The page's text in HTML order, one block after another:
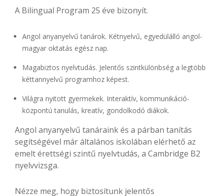
A Bilingual Program 25 éve bizonyít.
Angol anyanyelvű tanárok. Kétnyelvű, egyedülálló angol-
magyar oktatás egész nap.
Magabiztos nyelvtudás. Jelentős szintkülönbség a legtöbb
kéttannyelvű programhoz képest.
Világra nyitott gyermekek. Interaktív, kommunikáció-
központú tanulás, kreatív, gondolkodó diákok.
Angol anyanyelvű tanáraink és a párban tanítás
segítségével már általános iskolában elérhető az
emelt érettségi szintű nyelvtudás, a Cambridge B2
nyelvvizsga.
Nézze meg, hogy biztosítunk jelentős